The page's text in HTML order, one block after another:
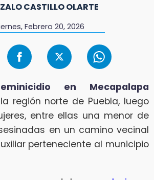
CASTILLO OLARTE
Febrero 20, 2026
en Mecapalapa
región norte de Puebla, luego
entre ellas una menor de
en un camino vecinal
perteneciente al municipio